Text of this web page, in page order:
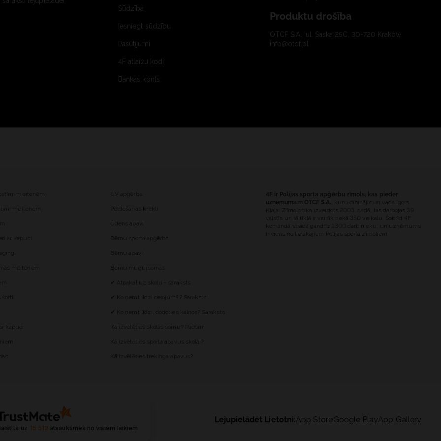
Sūdzība
Iesniegt sūdzību
Pasūtījumi
4F atlaižu kodi
Bankas konts
Produktu drošība
OTCF S.A., ul. Saska 25C, 30-720 Kraków
info@otcf.pl
uz 15 513 atsauksmes no visiem laikiem
Lejupielādēt Lietotni:App StoreGoogle PlayApp Gallery